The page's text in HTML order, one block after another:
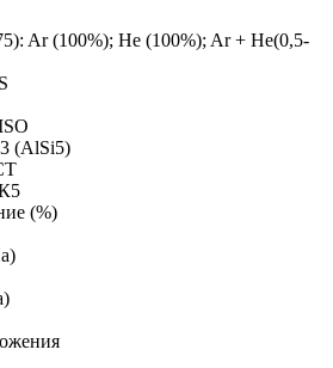
Ar (100%); He (100%); Ar + He(0,5-
(AlSi5)
(%)